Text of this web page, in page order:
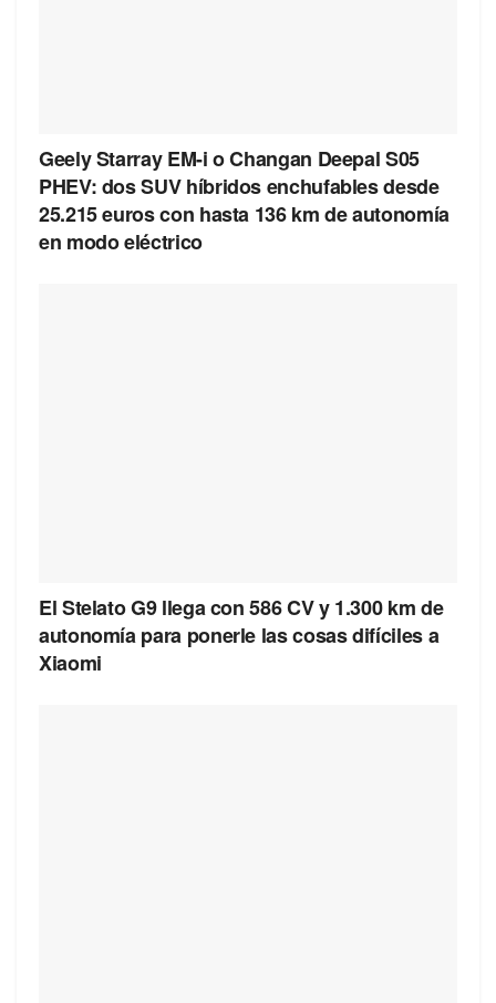
Geely Starray EM-i o Changan Deepal S05
PHEV: dos SUV híbridos enchufables desde
25.215 euros con hasta 136 km de autonomía
en modo eléctrico
El Stelato G9 llega con 586 CV y 1.300 km de
autonomía para ponerle las cosas difíciles a
Xiaomi